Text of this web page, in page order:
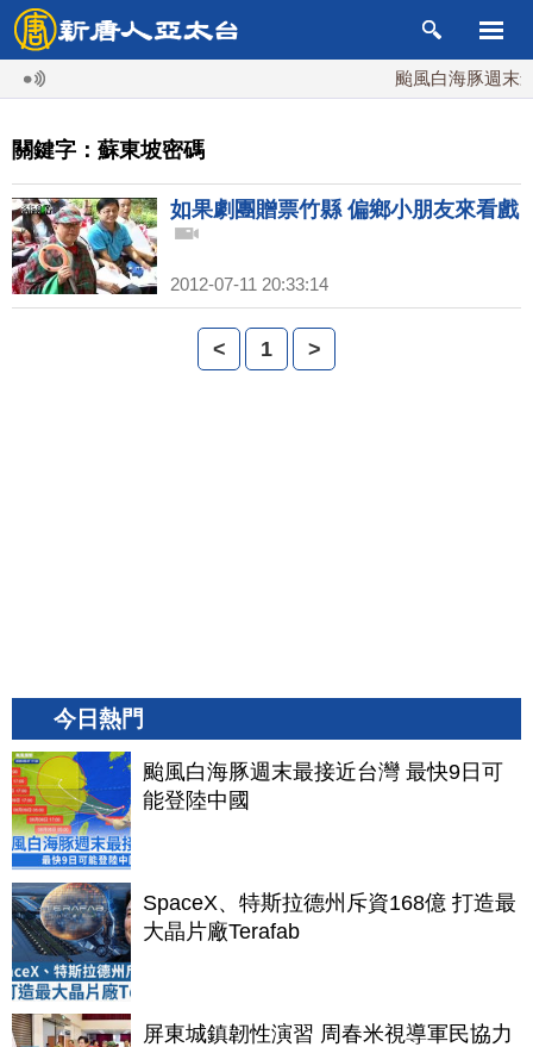
颱風白海豚週末
關鍵字：蘇東坡密碼
如果劇團贈票竹縣 偏鄉小朋友來看戲
2012-07-11 20:33:14
< 1 >
今日熱門
颱風白海豚週末最接近台灣 最快9日可
能登陸中國
SpaceX、特斯拉德州斥資168億 打造最
大晶片廠Terafab
屏東城鎮韌性演習 周春米視導軍民協力